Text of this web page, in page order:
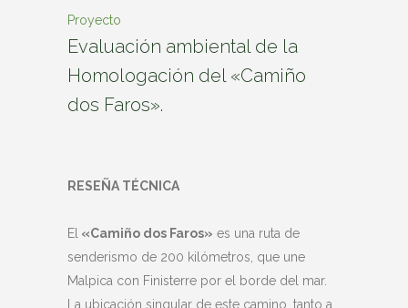
Proyecto
Evaluación ambiental de la
Homologación del «Camiño
dos Faros».
RESEÑA TÉCNICA
El «Camiño dos Faros» es una ruta de
senderismo de 200 kilómetros, que une
Malpica con Finisterre por el borde del mar.
La ubicación singular de este camino, tanto a